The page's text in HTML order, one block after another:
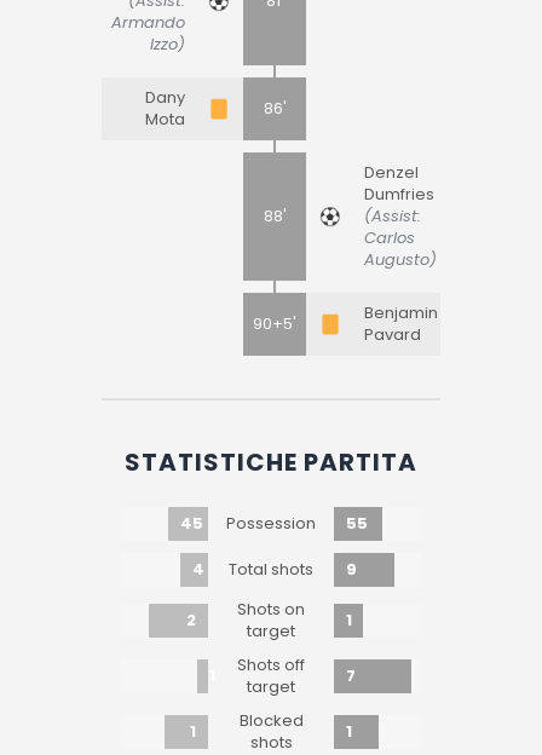
Armando
Izzo)
Dany
Mota
86'
88'
Denzel
Dumfries
(Assist:
Carlos
Augusto)
90+5'
Benjamin
Pavard
STATISTICHE PARTITA
45 Possession
55
4
Total shots 9
2
Shots on
target
1
Shots off
target
7
1
Blocked
shots
1